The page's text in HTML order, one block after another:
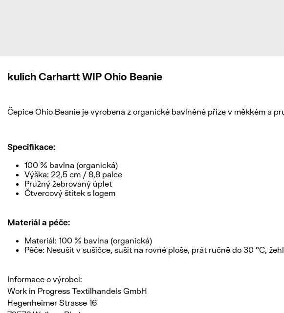
kulich Carhartt WIP Ohio Beanie
Čepice Ohio Beanie je vyrobena z organické bavlněné příze v měkkém a
Specifikace:
100 % bavlna (organická)
Výška: 22,5 cm / 8,8 palce
Pružný žebrovaný úplet
Čtvercový štítek s logem
Materiál a péče:
Materiál: 100 % bavlna (organická)
Péče: Nesušit v sušičce, sušit na rovné ploše, prát ručně do 30 °C,
Informace o výrobci:
Work in Progress Textilhandels GmbH
Hegenheimer Strasse 16